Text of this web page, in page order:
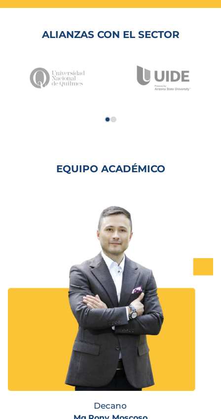
ALIANZAS CON EL SECTOR
EQUIPO ACADÉMICO
Decano